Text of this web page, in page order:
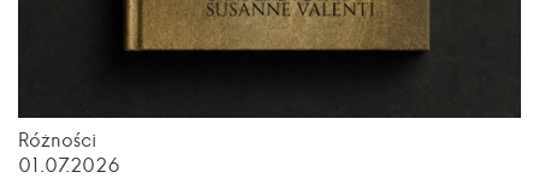
Różności
01.07.2026